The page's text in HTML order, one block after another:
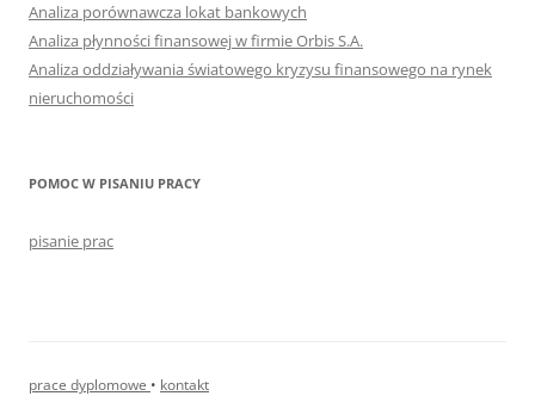
Analiza porównawcza lokat bankowych
Analiza płynności finansowej w firmie Orbis S.A.
Analiza oddziaływania światowego kryzysu finansowego na rynek
nieruchomości
POMOC W PISANIU PRACY
pisanie prac
prace dyplomowe • kontakt